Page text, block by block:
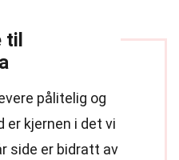
pålitelig og
er kjernen i det vi
side er bidratt av